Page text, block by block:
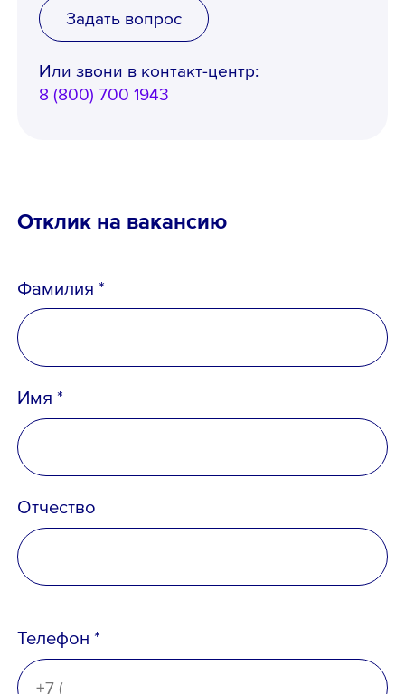
Задать вопрос
Или звони в контакт-центр:
8 (800) 700 1943
Телефон *
Отклик на вакансию
Фамилия *
Имя *
Отчество
Телефон *